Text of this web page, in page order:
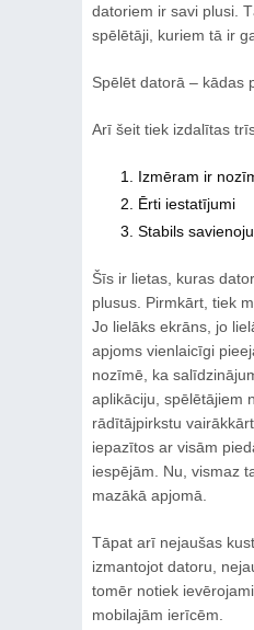
datoriem ir savi plusi.
spēlētāji, kuriem tā ir
Spēlēt datorā – kādas
Arī šeit tiek izdalītas
Izmēram ir
Ērti iestatījumi
Stabils
Šīs ir lietas, kuras
plusus. Pirmkārt, tiek
Jo lielāks ekrāns, jo
apjoms vienlaicīgi
nozīmē, ka
aplikāciju, spēlētājiem
rādītājpirkstu
iepazītos ar visām
iespējām. Nu, vismaz
mazākā apjomā.
Tāpat arī nejaušas
izmantojot datoru,
tomēr notiek
mobilajām ierīcēm.